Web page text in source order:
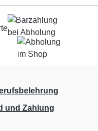
und Zahlung